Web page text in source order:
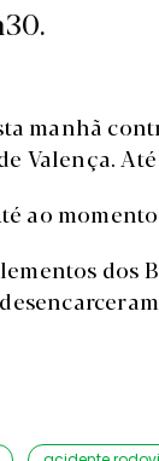
manhã
Valença.
ao
dos